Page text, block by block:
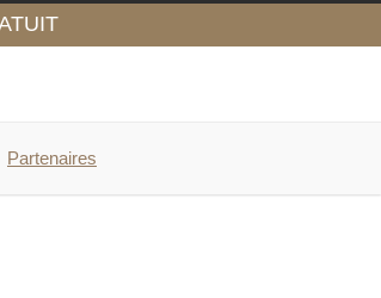
Partenaires